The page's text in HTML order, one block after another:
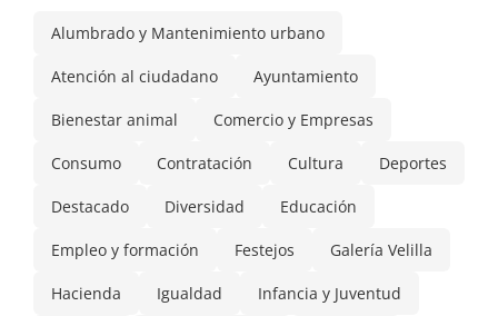
Alumbrado y Mantenimiento urbano
Atención al ciudadano Ayuntamiento
Bienestar animal Comercio y Empresas
Consumo Contratación Cultura Deportes
Destacado Diversidad Educación
Empleo y formación Festejos Galería Velilla
Hacienda Igualdad Infancia y Juventud